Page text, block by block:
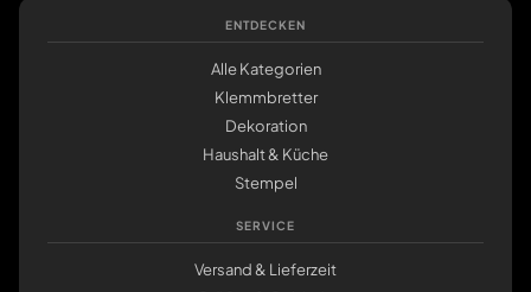
ENTDECKEN
Alle Kategorien
Klemmbretter
Dekoration
Haushalt & Küche
Stempel
SERVICE
Versand & Lieferzeit